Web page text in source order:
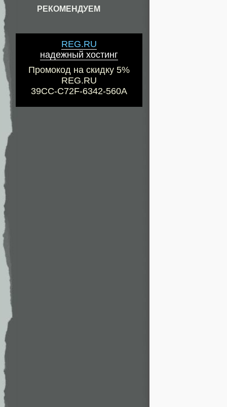
РЕКОМЕНДУЕМ
REG.RU
надежный хостинг
Промокод на скидку 5%
REG.RU
39CC-C72F-6342-560A